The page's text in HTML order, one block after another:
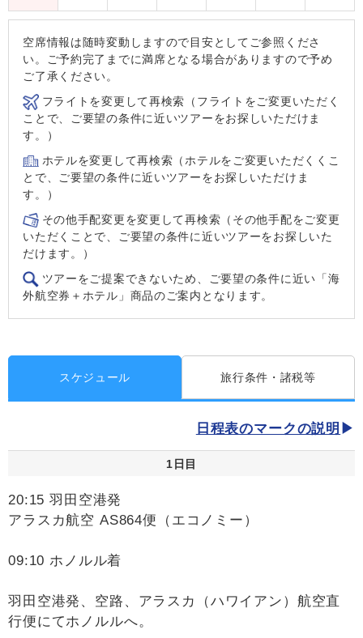
空席情報は随時変動しますので目安としてご参照くださ
い。ご予約完了までに満席となる場合がありますので予め
ご了承ください。
フライトを変更して再検索（フライトをご変更いただく
ことで、ご要望の条件に近いツアーをお探しいただけま
す。）
ホテルを変更して再検索（ホテルをご変更いただくくこ
とで、ご要望の条件に近いツアーをお探しいただけま
す。）
その他手配変更を変更して再検索（その他手配をご変更
いただくことで、ご要望の条件に近いツアーをお探しいた
だけます。）
ツアーをご提案できないため、ご要望の条件に近い「海
外航空券＋ホテル」商品のご案内となります。
スケジュール 旅行条件・諸税等
日程表のマークの説明
1日目
20:15 羽田空港発
アラスカ航空 AS864便（エコノミー）
09:10 ホノルル着
羽田空港発、空路、アラスカ（ハワイアン）航空直
行便にてホノルルへ。